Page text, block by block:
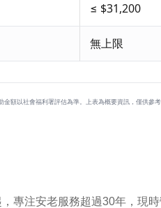
≤ $31,200
無上限
金額以社會福利署評估為準。上表為概要資訊，僅供參考
專注安老服務超過30年，現